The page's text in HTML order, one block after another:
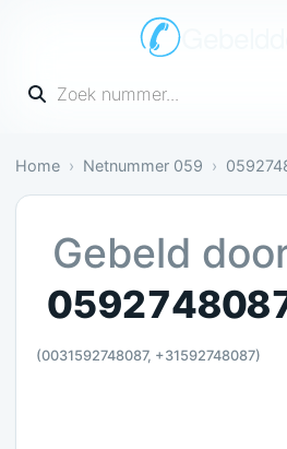
Vul een telefoonnummer in
Home Netnummer 059
Irritant: 4 meldingen
Gebeld
(0031592748087, +31592748087)